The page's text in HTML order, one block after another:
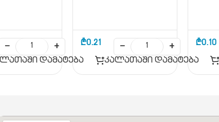
−
+
დამატება
₾0.21 −
+
კალათაში დამატება
₾0.10